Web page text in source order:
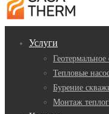
Услуги
Тепловые
Бурение
Монтаж